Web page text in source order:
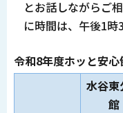
とお話しながらご
に時間は、午後1時
令和8年度ホッと安
水谷東
館